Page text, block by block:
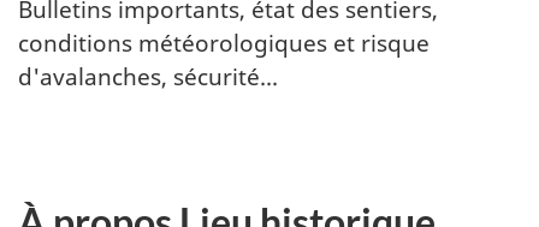
Bulletins importants, état des sentiers,
conditions météorologiques et risque
d'avalanches, sécurité...